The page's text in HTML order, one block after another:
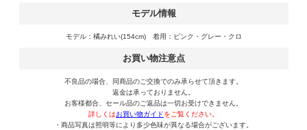
モデル情報
モデル：橘みれい(154cm) 着用：ピンク・グレー・クロ
お買い物注意点
不良品の場合、同商品のご交換でのみ承らせて頂きます。
返金は承っておりません。
お客様都合、セール品のご返品は一切お受けできません。
詳しくはお買い物ガイドをご覧ください。
・商品写真は照明等により多少色味が異なる場合がございます。